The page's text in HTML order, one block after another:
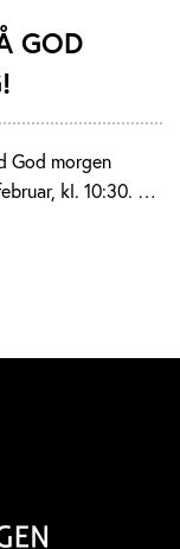
GOD
God morgen
kl. 10:30. …